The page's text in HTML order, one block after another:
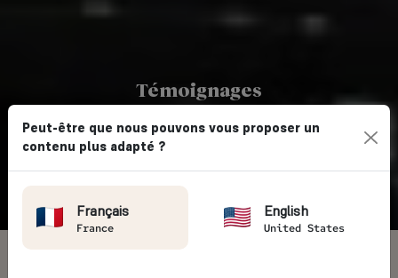
Témoignages
AVIS VOYAGEURS
Vintage Rides→ Avis clients
Peut-être que nous pouvons vous proposer un
contenu plus adapté ?
Français
France
English
United States